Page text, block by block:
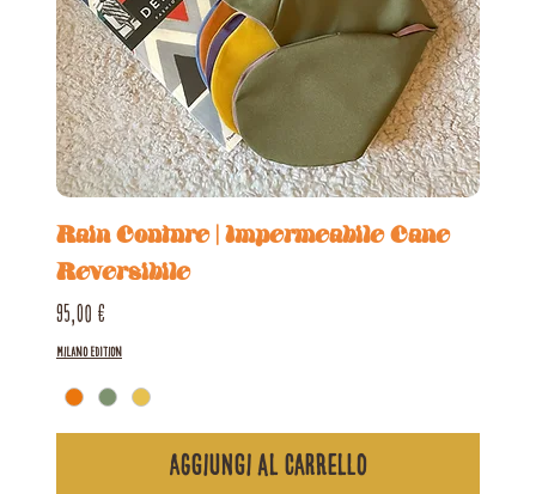
Rain Couture | Impermeabile Cane
Reversibile
Prezzo
95,00 €
Milano Edition
Aggiungi al carrello